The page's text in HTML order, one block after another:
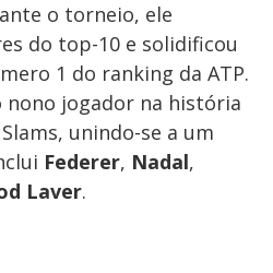
o torneio, ele
do top-10 e solidificou
1 do ranking da ATP.
nono jogador na história
unindo-se a um
Federer, Nadal,
Laver.